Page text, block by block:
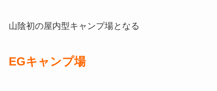
山陰初の屋内型キャンプ場となる
EGキャンプ場